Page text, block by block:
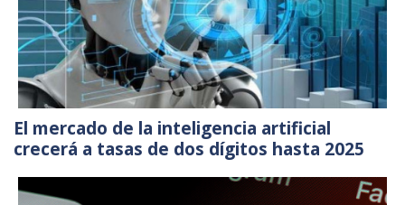
El mercado de la inteligencia artificial
crecerá a tasas de dos dígitos hasta 2025